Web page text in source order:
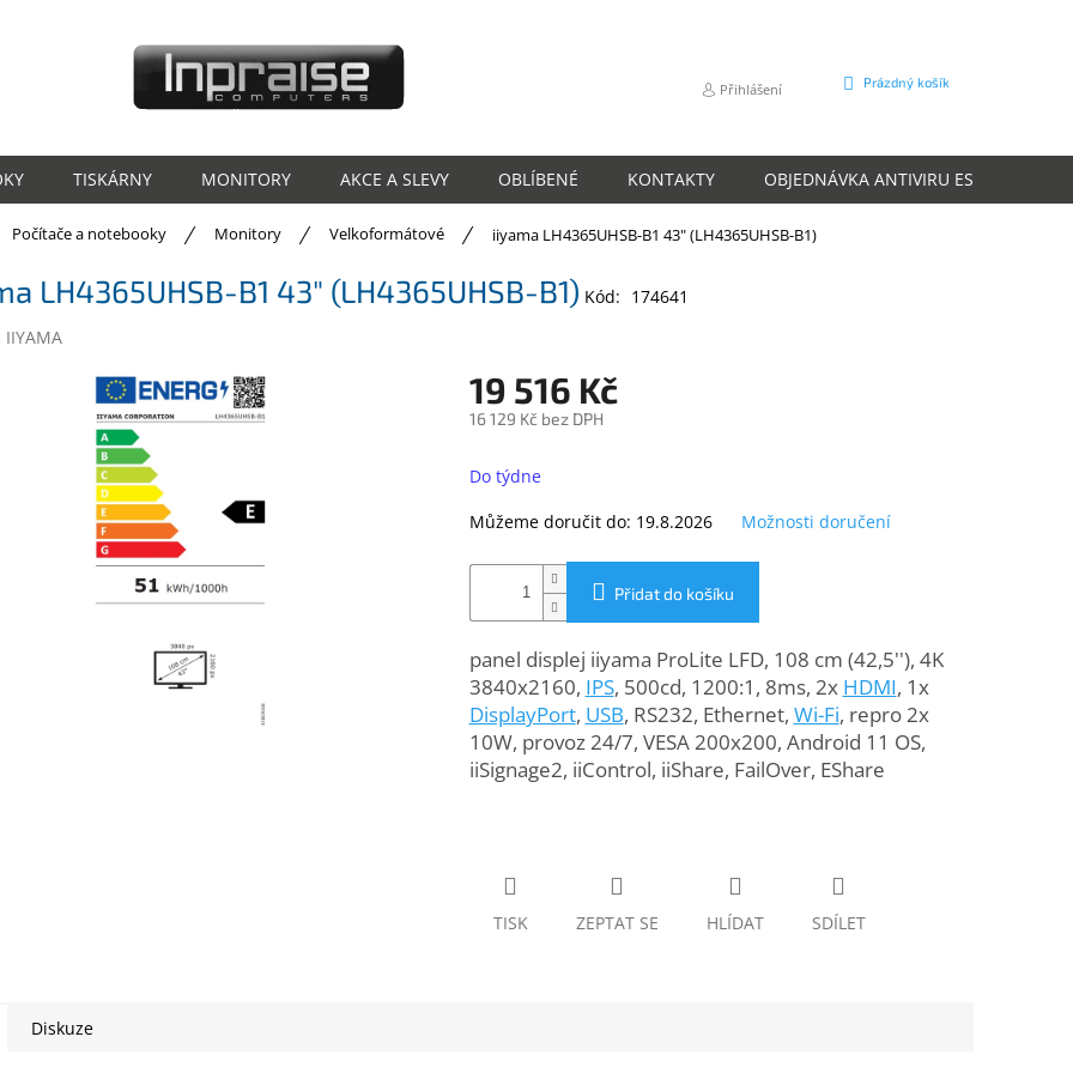
Přihlášení
NÁKUPNÍ
Prázdný košík
TISKÁRNY MONITORY AKCE A SLEVY OBLÍBENÉ KONTAKTY OBJEDNÁVKA ANTIVIRU ESET
Počítače a notebooky Monitory Velkoformátové iiyama LH4365UHSB-B1 43" (LH4365UHSB-B1)
LH4365UHSB-B1 43" (LH4365UHSB-B1) Kód: 174641
IIYAMA
19 516 Kč
16 129 Kč bez DPH
cena:
Do týdne
Můžeme doručit do: 19.8.2026 Možnosti doručení
Přidat do košíku
panel displej iiyama ProLite LFD, 108 cm (42,5''), 4K
3840x2160, IPS, 500cd, 1200:1, 8ms, 2x HDMI, 1x
DisplayPort, USB, RS232, Ethernet, Wi-Fi, repro 2x
10W, provoz 24/7, VESA 200x200, Android 11 OS,
iiSignage2, iiControl, iiShare, FailOver, EShare
TISK ZEPTAT SE HLÍDAT SDÍLET
Diskuze